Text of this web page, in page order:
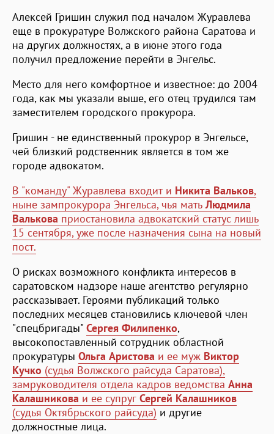
Алексей Гришин служил под началом Журавлева
еще в прокуратуре Волжского района Саратова и
на других должностях, а в июне этого года
получил предложение перейти в Энгельс.
Место для него комфортное и известное: до 2004
года, как мы указали выше, его отец трудился там
заместителем городского прокурора.
Гришин - не единственный прокурор в Энгельсе,
чей близкий родственник является в том же
городе адвокатом.
В "команду" Журавлева входит и Никита Вальков,
ныне зампрокурора Энгельса, чья мать Людмила
Валькова приостановила адвокатский статус лишь
15 сентября, уже после назначения сына на новый
пост.
О рисках возможного конфликта интересов в
саратовском надзоре наше агентство регулярно
рассказывает. Героями публикаций только
последних месяцев становились ключевой член
"спецбригады" Сергея Филипенко,
высокопоставленный сотрудник областной
прокуратуры Ольга Аристова и ее муж Виктор
Кучко (судья Волжского райсуда Саратова),
замруководителя отдела кадров ведомства Анна
Калашникова и ее супруг Сергей Калашников
(судья Октябрьского райсуда) и другие
должностные лица.